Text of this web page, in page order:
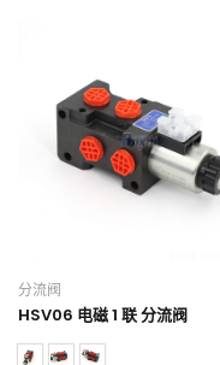
分流阀
HSV06 电磁 1 联 分流阀